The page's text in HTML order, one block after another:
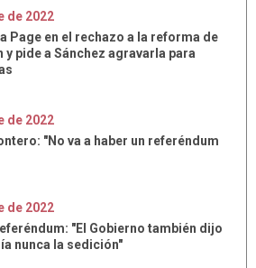
de 2022
Page en el rechazo a la reforma de
y pide a Sánchez agravarla para
de 2022
"No va a haber un referéndum
de 2022
"El Gobierno también dijo
nunca la sedición"